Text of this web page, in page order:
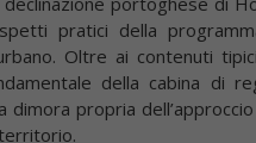
pratici della
Oltre ai contenuti
della cabina di
propria